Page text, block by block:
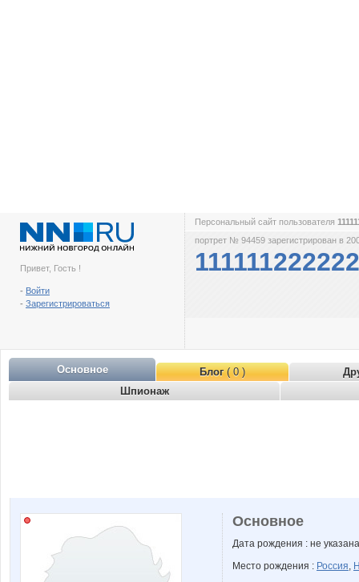
Привет, Гость !
- Войти
- Зарегистрироваться
Персональный сайт пользователя
портрет № 94459 зарегистрирован в
Основное Блог( 0 )
Шпионаж
Основное
Дата рождения : не указана
Место рождения : Россия,